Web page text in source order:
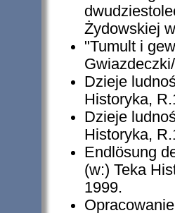
Żydowskiej
"Tumult i
Dzieje
Historyka,
Dzieje
Historyka,
Endlösung
(w:) Teka
1999.